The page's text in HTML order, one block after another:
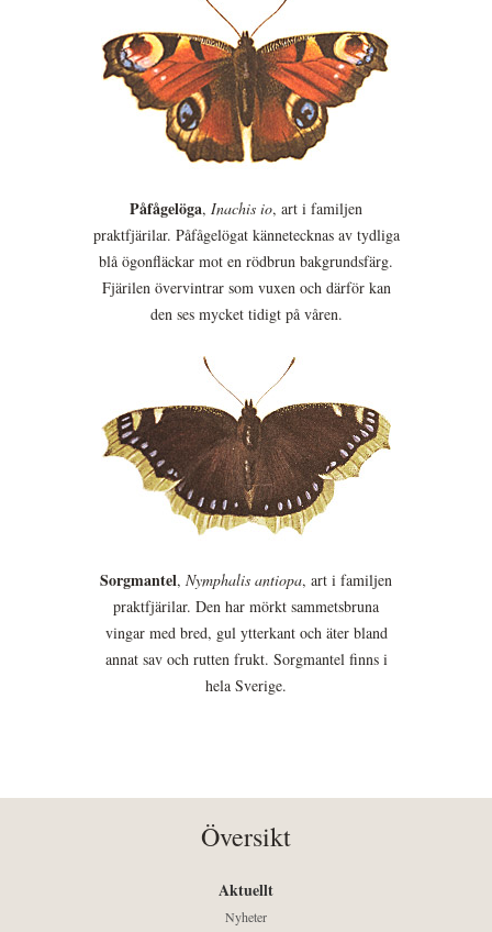
Påfågelöga, Inachis io, art i familjen
praktfjärilar. Påfågelögat kännetecknas av tydliga
blå ögonfläckar mot en rödbrun bakgrundsfärg.
Fjärilen övervintrar som vuxen och därför kan
den ses mycket tidigt på våren.
Sorgmantel, Nymphalis antiopa, art i familjen
praktfjärilar. Den har mörkt sammetsbruna
vingar med bred, gul ytterkant och äter bland
annat sav och rutten frukt. Sorgmantel finns i
hela Sverige.
Översikt
Aktuellt
Nyheter